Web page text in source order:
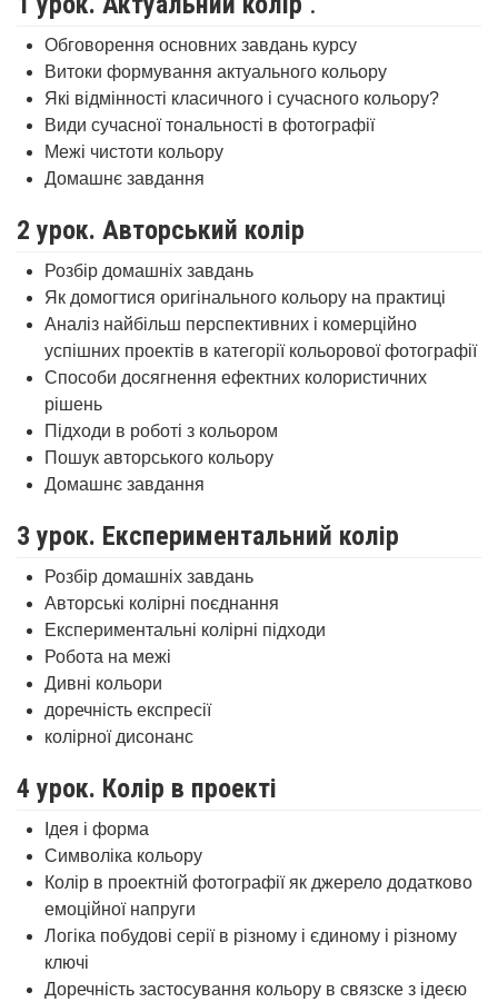
Обговорення основних завдань курсу
Витоки формування актуального кольору
Які відмінності класичного і сучасного кольору?
Види сучасної тональності в фотографії
Межі чистоти кольору
Домашнє завдання
2 урок. Авторський колір
Розбір домашніх завдань
Як домогтися оригінального кольору на практиці
Аналіз найбільш перспективних і комерційно
успішних проектів в категорії кольорової фотографії
Способи досягнення ефектних колористичних
рішень
Підходи в роботі з кольором
Пошук авторського кольору
Домашнє завдання
3 урок. Експериментальний колір
Розбір домашніх завдань
Авторські колірні поєднання
Експериментальні колірні підходи
Робота на межі
Дивні кольори
доречність експресії
колірної дисонанс
4 урок. Колір в проекті
Ідея і форма
Символіка кольору
Колір в проектній фотографії як джерело додатково
емоційної напруги
Логіка побудові серії в різному і єдиному і різному
ключі
Доречність застосування кольору в связске з ідеєю